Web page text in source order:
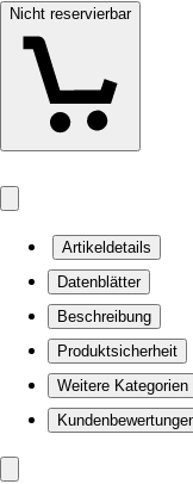
Nicht reservierbar
Artikeldetails
Datenblätter
Beschreibung
Produktsicherheit
Weitere Kategorien